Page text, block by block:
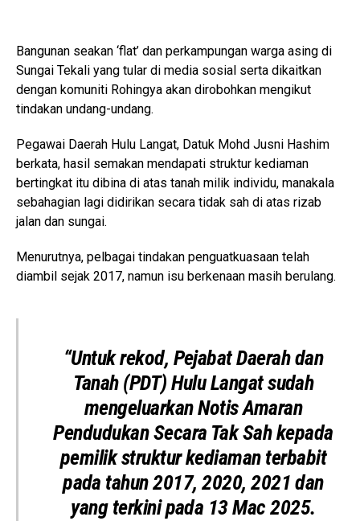
Bangunan seakan ‘flat’ dan perkampungan warga asing di
Sungai Tekali yang tular di media sosial serta dikaitkan
dengan komuniti Rohingya akan dirobohkan mengikut
tindakan undang-undang.
Pegawai Daerah Hulu Langat, Datuk Mohd Jusni Hashim
berkata, hasil semakan mendapati struktur kediaman
bertingkat itu dibina di atas tanah milik individu, manakala
sebahagian lagi didirikan secara tidak sah di atas rizab
jalan dan sungai.
Menurutnya, pelbagai tindakan penguatkuasaan telah
diambil sejak 2017, namun isu berkenaan masih berulang.
“Untuk rekod, Pejabat Daerah dan
Tanah (PDT) Hulu Langat sudah
mengeluarkan Notis Amaran
Pendudukan Secara Tak Sah kepada
pemilik struktur kediaman terbabit
pada tahun 2017, 2020, 2021 dan
yang terkini pada 13 Mac 2025.